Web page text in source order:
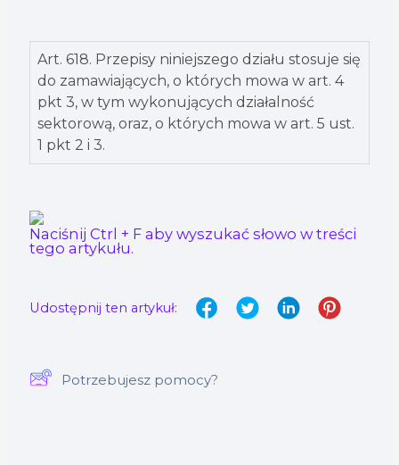
Art. 618. Przepisy niniejszego działu stosuje się
do zamawiających, o których mowa w art. 4
pkt 3, w tym wykonujących działalność
sektorową, oraz, o których mowa w art. 5 ust.
1 pkt 2 i 3.
Naciśnij Ctrl + F aby wyszukać słowo w treści
tego artykułu.
Udostępnij ten artykuł:
Potrzebujesz pomocy?